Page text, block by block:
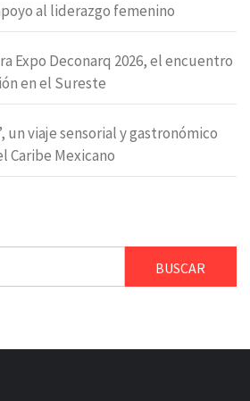
al liderazgo femenino
Expo Deconarq 2026, el encuentro
en el Sureste
un viaje sensorial y gastronómico
Caribe Mexicano